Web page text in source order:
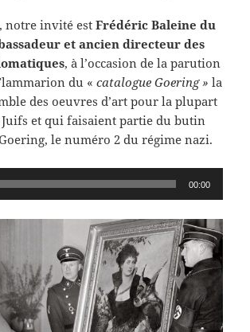
notre invité estFrédéric Baleine du
et ancien directeur des
, à l’occasion de la parution
du «catalogue Goering » la
des oeuvres d’art pour la plupart
Juifs et qui faisaient partie du butin
le numéro 2 du régime nazi.
00:00